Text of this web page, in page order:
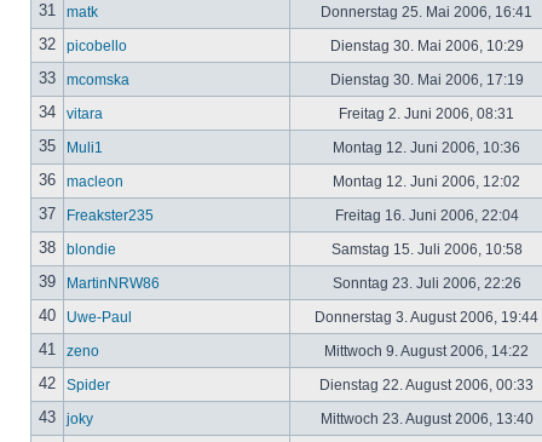
31 matk Donnerstag 25. Mai 2006, 16:41
32 picobello Dienstag 30. Mai 2006, 10:29
33 mcomska Dienstag 30. Mai 2006, 17:19
34 vitara Freitag 2. Juni 2006, 08:31
35 Muli1 Montag 12. Juni 2006, 10:36
36 macleon Montag 12. Juni 2006, 12:02
37 Freakster235 Freitag 16. Juni 2006, 22:04
38 blondie Samstag 15. Juli 2006, 10:58
39 MartinNRW86 Sonntag 23. Juli 2006, 22:26
40 Uwe-Paul Donnerstag 3. August 2006, 19:44
41 zeno Mittwoch 9. August 2006, 14:22
42 Spider Dienstag 22. August 2006, 00:33
43 joky Mittwoch 23. August 2006, 13:40